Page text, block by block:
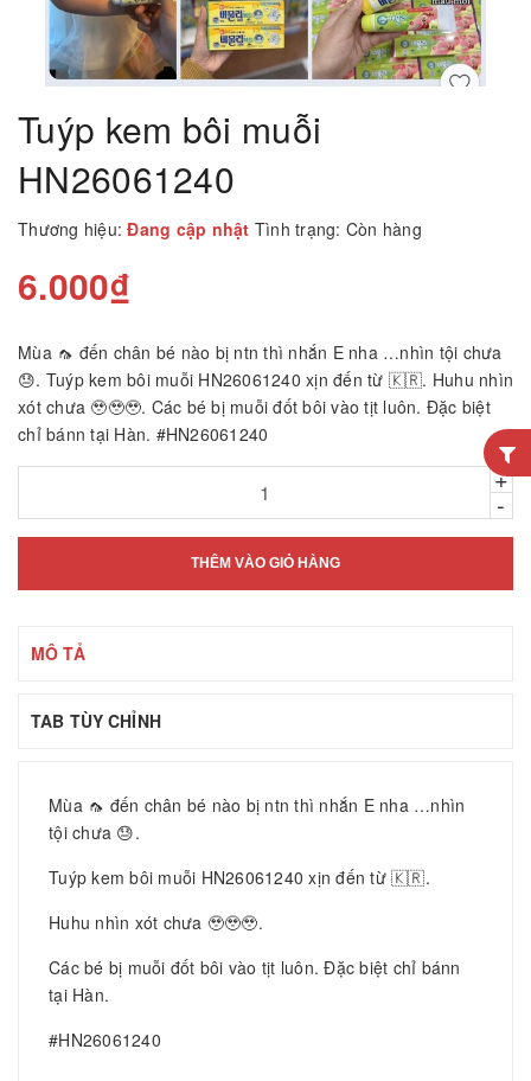
Tuýp kem bôi muỗi
HN26061240
Thương hiệu: Đang cập nhật Tình trạng: Còn hàng
6.000₫
Mùa 🦟 đến chân bé nào bị ntn thì nhắn E nha …nhìn tội chưa
😓. Tuýp kem bôi muỗi HN26061240 xịn đến từ 🇰🇷. Huhu nhìn
xót chưa 🥹🥹🥹. Các bé bị muỗi đốt bôi vào tịt luôn. Đặc biệt
chỉ bánn tại Hàn. #HN26061240
+
-
THÊM VÀO GIỎ HÀNG
MÔ TẢ
TAB TÙY CHỈNH
Mùa 🦟 đến chân bé nào bị ntn thì nhắn E nha …nhìn
tội chưa 😓.
Tuýp kem bôi muỗi HN26061240 xịn đến từ 🇰🇷.
Huhu nhìn xót chưa 🥹🥹🥹.
Các bé bị muỗi đốt bôi vào tịt luôn. Đặc biệt chỉ bánn
tại Hàn.
#HN26061240